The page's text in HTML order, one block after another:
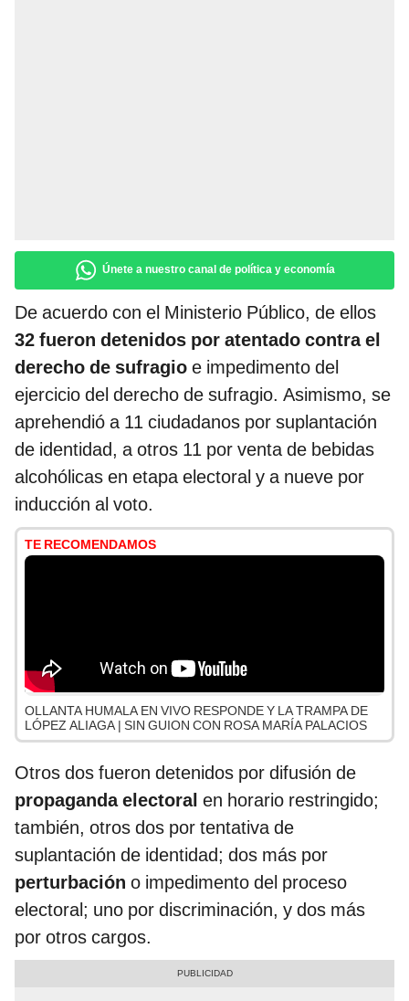
Únete a nuestro canal de política y economía
De acuerdo con el Ministerio Público, de ellos
32 fueron detenidos por atentado contra el
derecho de sufragio e impedimento del
ejercicio del derecho de sufragio. Asimismo, se
aprehendió a 11 ciudadanos por suplantación
de identidad, a otros 11 por venta de bebidas
alcohólicas en etapa electoral y a nueve por
inducción al voto.
TE RECOMENDAMOS
OLLANTA HUMALA EN VIVO RESPONDE Y LA TRAMPA DE
LÓPEZ ALIAGA | SIN GUION CON ROSA MARÍA PALACIOS
Otros dos fueron detenidos por difusión de
propaganda electoral en horario restringido;
también, otros dos por tentativa de
suplantación de identidad; dos más por
perturbación o impedimento del proceso
electoral; uno por discriminación, y dos más
por otros cargos.